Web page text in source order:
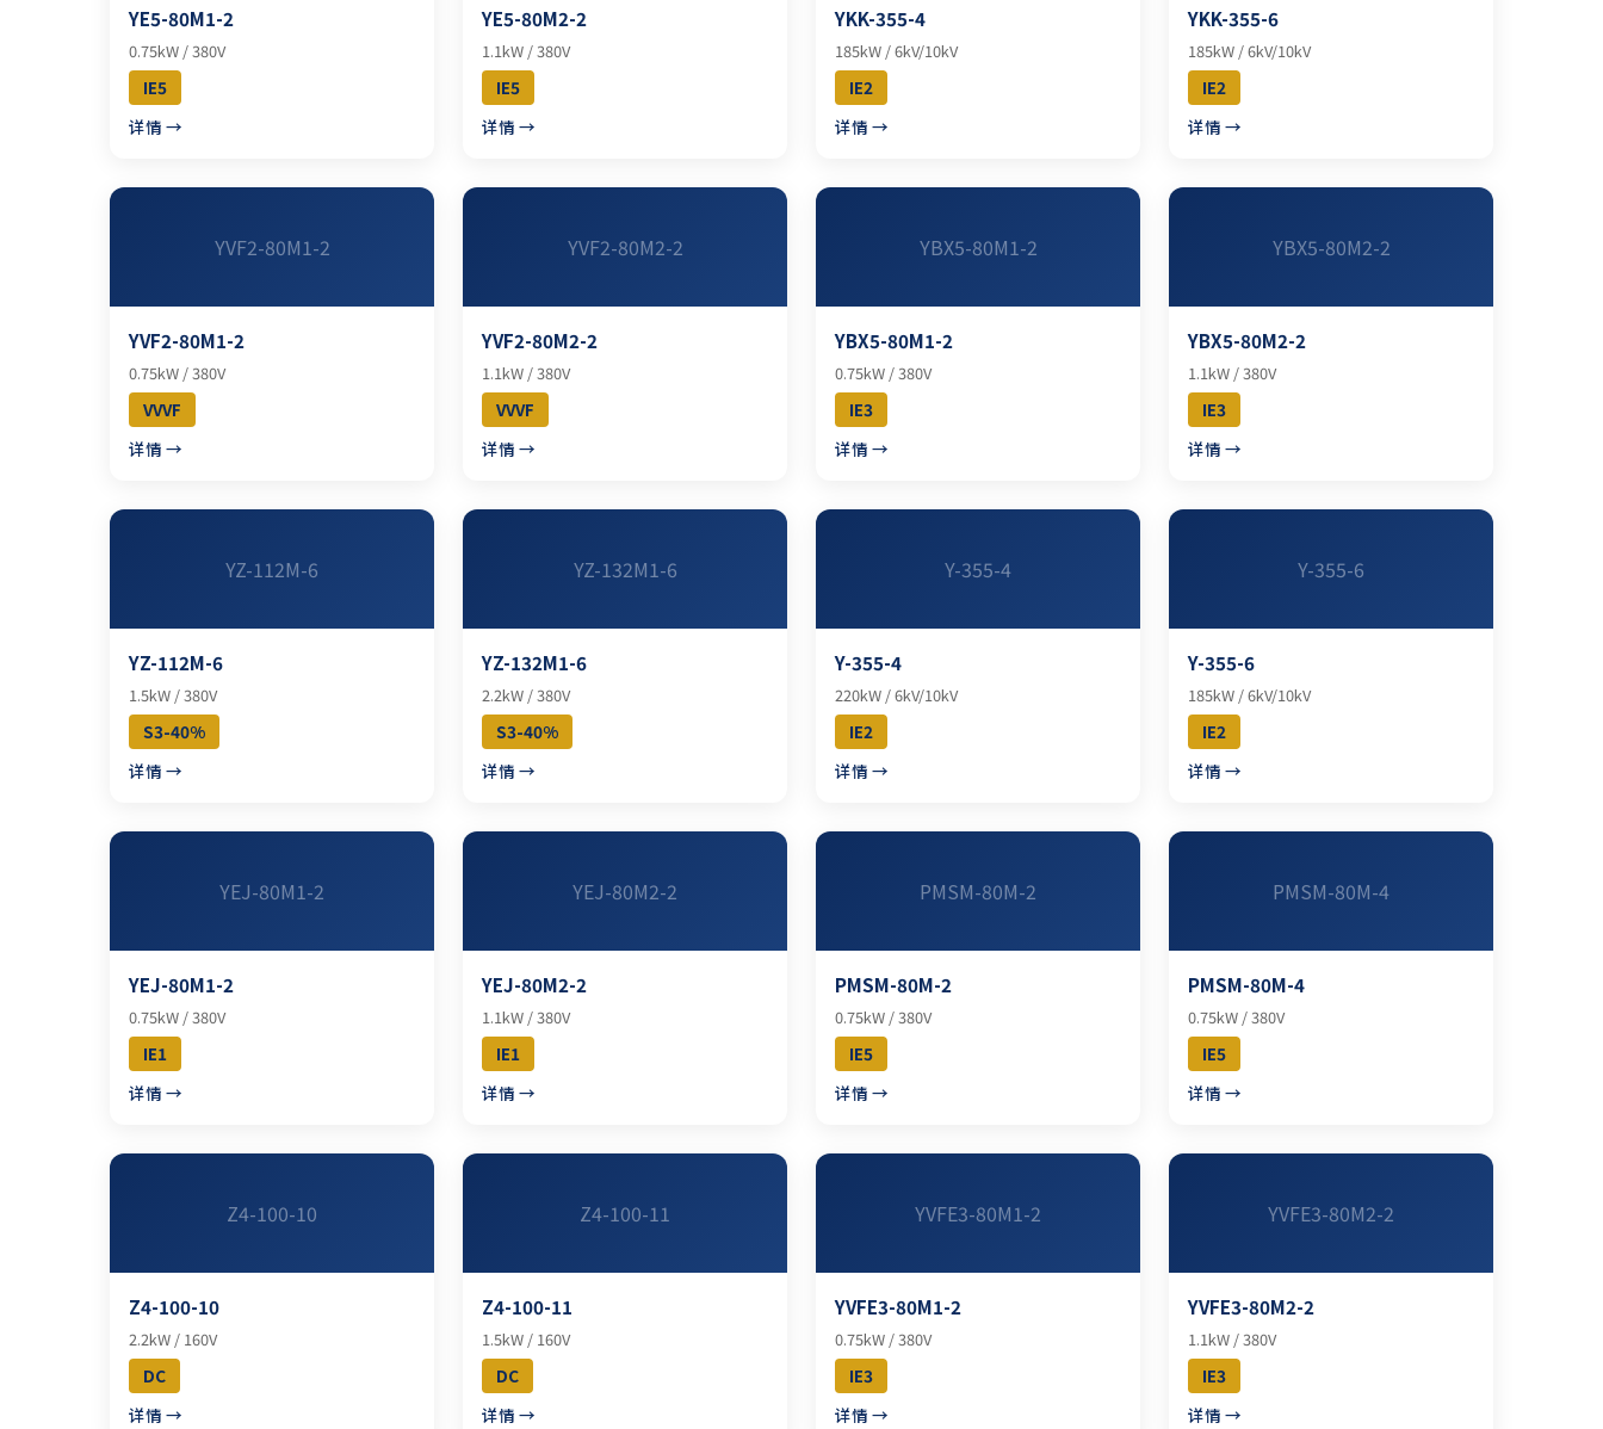
YE5-80M1-2
0.75kW / 380V
IE5
详情 →
YE5-80M2-2
1.1kW / 380V
IE5
详情 →
YKK-355-4
185kW / 6kV/10kV
IE2
详情 →
YKK-355-6
185kW / 6kV/10kV
IE2
详情 →
YVF2-80M1-2
YVF2-80M1-2
0.75kW / 380V
VVVF
详情 →
YVF2-80M2-2
YVF2-80M2-2
1.1kW / 380V
VVVF
详情 →
YBX5-80M1-2
YBX5-80M1-2
0.75kW / 380V
IE3
详情 →
YBX5-80M2-2
YBX5-80M2-2
1.1kW / 380V
IE3
详情 →
YZ-112M-6
YZ-112M-6
1.5kW / 380V
S3-40%
详情 →
YZ-132M1-6
YZ-132M1-6
2.2kW / 380V
S3-40%
详情 →
Y-355-4
Y-355-4
220kW / 6kV/10kV
IE2
详情 →
Y-355-6
Y-355-6
185kW / 6kV/10kV
IE2
详情 →
YEJ-80M1-2
YEJ-80M1-2
0.75kW / 380V
IE1
详情 →
YEJ-80M2-2
YEJ-80M2-2
1.1kW / 380V
IE1
详情 →
PMSM-80M-2
PMSM-80M-2
0.75kW / 380V
IE5
详情 →
PMSM-80M-4
PMSM-80M-4
0.75kW / 380V
IE5
详情 →
Z4-100-10
Z4-100-10
2.2kW / 160V
DC
详情 →
Z4-100-11
Z4-100-11
1.5kW / 160V
DC
详情 →
YVFE3-80M1-2
YVFE3-80M1-2
0.75kW / 380V
IE3
详情 →
YVFE3-80M2-2
YVFE3-80M2-2
1.1kW / 380V
IE3
详情 →